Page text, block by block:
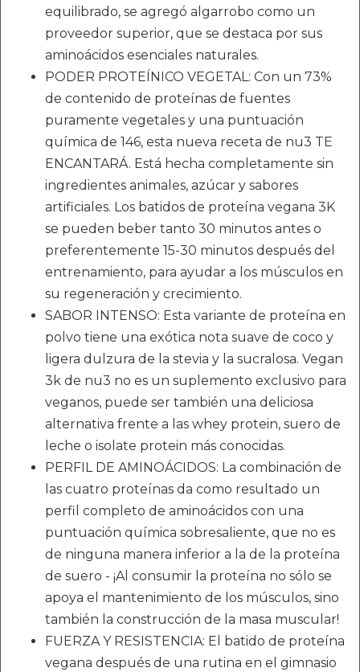
equilibrado, se agregó algarrobo como un
proveedor superior, que se destaca por sus
aminoácidos esenciales naturales.
PODER PROTEÍNICO VEGETAL: Con un 73%
de contenido de proteínas de fuentes
puramente vegetales y una puntuación
química de 146, esta nueva receta de nu3 TE
ENCANTARÁ. Está hecha completamente sin
ingredientes animales, azúcar y sabores
artificiales. Los batidos de proteína vegana 3K
se pueden beber tanto 30 minutos antes o
preferentemente 15-30 minutos después del
entrenamiento, para ayudar a los músculos en
su regeneración y crecimiento.
SABOR INTENSO: Esta variante de proteína en
polvo tiene una exótica nota suave de coco y
ligera dulzura de la stevia y la sucralosa. Vegan
3k de nu3 no es un suplemento exclusivo para
veganos, puede ser también una deliciosa
alternativa frente a las whey protein, suero de
leche o isolate protein más conocidas.
PERFIL DE AMINOÁCIDOS: La combinación de
las cuatro proteínas da como resultado un
perfil completo de aminoácidos con una
puntuación química sobresaliente, que no es
de ninguna manera inferior a la de la proteína
de suero - ¡Al consumir la proteína no sólo se
apoya el mantenimiento de los músculos, sino
también la construcción de la masa muscular!
FUERZA Y RESISTENCIA: El batido de proteína
vegana después de una rutina en el gimnasio